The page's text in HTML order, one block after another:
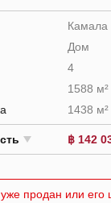
Камала
Дом
4
1588 м²
1438 м²
฿ 142
продан или его